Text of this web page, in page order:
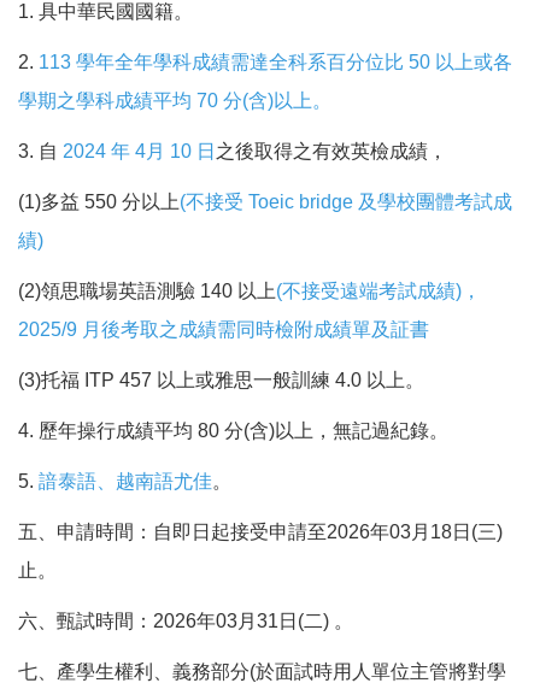
1. 具中華民國國籍。
2. 113 學年全年學科成績需達全科系百分位比 50 以上或各
學期之學科成績平均 70 分(含)以上。
3. 自 2024 年 4月 10 日 之後取得之有效英檢成績，
(1)多益 550 分以上(不接受 Toeic bridge 及學校團體考試成
績)
(2)領思職場英語測驗 140 以上(不接受遠端考試成績)，
2025/9 月後考取之成績需同時檢附成績單及証書
(3)托福 ITP 457 以上或雅思一般訓練 4.0 以上。
4. 歷年操行成績平均 80 分(含)以上，無記過紀錄。
5. 諳泰語、越南語尤佳。
五、申請時間：自即日起接受申請至2026年03月18日(三)
止。
六、甄試時間：2026年03月31日(二) 。
七、產學生權利、義務部分(於面試時用人單位主管將對學